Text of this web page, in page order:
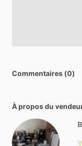
Commentaires (0)
À propos du